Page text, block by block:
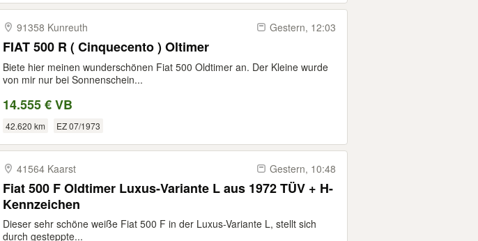
91358 Kunreuth Gestern, 12:03
FIAT 500 R ( Cinquecento ) Oltimer
Biete hier meinen wunderschönen Fiat 500 Oldtimer an. Der Kleine wurde
von mir nur bei Sonnenschein...
14.555 € VB
42.620 km EZ 07/1973
41564 Kaarst Gestern, 10:48
Fiat 500 F Oldtimer Luxus-Variante L aus 1972 TÜV + H-
Kennzeichen
Dieser sehr schöne weiße Fiat 500 F in der Luxus-Variante L, stellt sich
durch gesteppte...